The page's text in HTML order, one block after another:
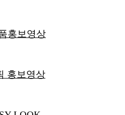
홍보영상
홍보영상